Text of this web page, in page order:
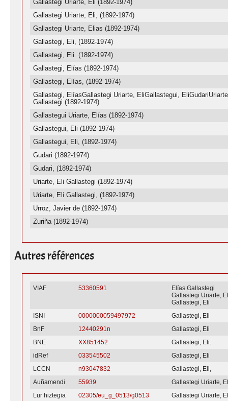
Gallastegi Uriarte, Eli (1892-1974)
Gallastegi Uriarte, Eli, (1892-1974)
Gallastegi Uriarte, Elias (1892-1974)
Gallastegi, Eli, (1892-1974)
Gallastegi, Eli. (1892-1974)
Gallastegi, Elías (1892-1974)
Gallastegi, Elías, (1892-1974)
Gallastegi, ElíasGallastegi Uriarte, EliGallastegui,
Gallastegi (1892-1974)
Gallastegui Uriarte, Elías (1892-1974)
Gallastegui, Eli (1892-1974)
Gallastegui, Eli, (1892-1974)
Gudari (1892-1974)
Gudari, (1892-1974)
Uriarte, Eli Gallastegi (1892-1974)
Uriarte, Eli Gallastegi, (1892-1974)
Urroz, Javier de (1892-1974)
Zuriña (1892-1974)
Autres références
VIAF 53360591
Elías Gallastegi
Gallastegi Uriarte,
Gallastegi, Eli
ISNI
0000000059497972
Gallastegi, Eli
BnF
12440291n
Gallastegi, Eli
BNE
XX851452
Gallastegi, Eli.
idRef
033545502
Gallastegi, Eli
LCCN
n93047832
Gallastegi, Eli,
Auñamendi
55939
Gallastegi Uriarte,
Lur hiztegia
02305/eu_g_0513/g0513 Gallastegi Uriarte,